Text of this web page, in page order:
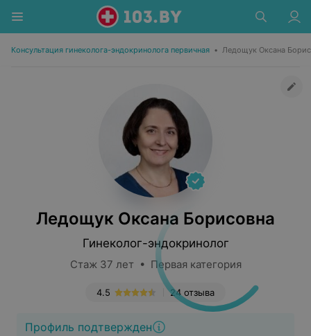
Консультация гинеколога-эндокринолога первичная • Ледощук Оксана
Ледощук Оксана Борисовна
Гинеколог-эндокринолог
Стаж 37 лет • Первая категория
24 отзыва
4.5
Профиль подтвержден